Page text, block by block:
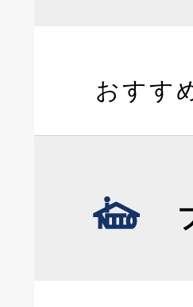
おすす